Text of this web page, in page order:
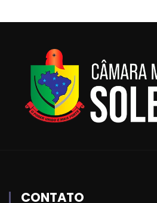
CONTATO